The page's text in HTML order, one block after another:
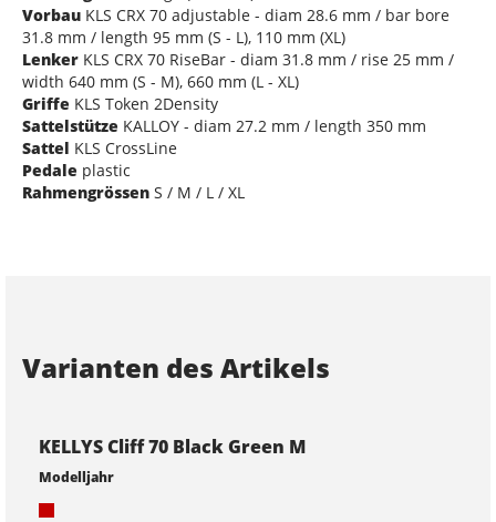
Vorbau KLS CRX 70 adjustable - diam 28.6 mm / bar bore
31.8 mm / length 95 mm (S - L), 110 mm (XL)
Lenker KLS CRX 70 RiseBar - diam 31.8 mm / rise 25 mm /
width 640 mm (S - M), 660 mm (L - XL)
Griffe KLS Token 2Density
Sattelstütze KALLOY - diam 27.2 mm / length 350 mm
Sattel KLS CrossLine
Pedale plastic
Rahmengrössen S / M / L / XL
Varianten des Artikels
KELLYS Cliff 70 Black Green M
Modelljahr